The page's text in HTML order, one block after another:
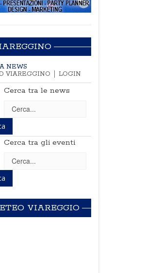
NEWS
VIAREGGINO
LOGIN
Cerca tra le news
Cerca tra gli eventi
VIAREGGIO